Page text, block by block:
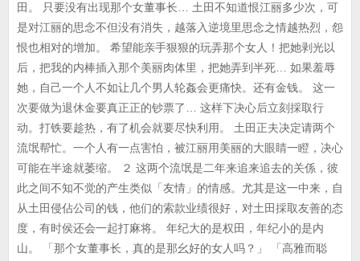
田。 只要没有出现那个女董事长… 土田不知道恨江丽多少次，可
是对江丽的思念不但没有消失，越落入逆境里思念之情越热烈，怨
恨也相对的增加。 希望能亲手狠狠的玩弄那个女人！把她剥光以
后，把我的内棒插入那个美丽肉体里，把她弄到半死… 如果羞辱
她，自己一个人不如让几个男人轮姦会更痛快。还有金钱。 这一
次要做为退休金要真正正的钞票了… 这样下决心后立刻採取行
动。打铁要趁热，有了机会就要尽快利用。 土田正夫决定请两个
流氓帮忙。一个人有一点害怕，被江丽用美丽的大眼睛一瞪，决心
可能在半途就萎缩。 ２ 这两个流氓是二年来追来追去的关係，彼
此之间不知不觉的产生类似「友情」的情感。尤其是这一中来，自
从土田侵佔公司的钱，他们的索款业绩很好，对土田採取友善的态
度，有时侯还会一起打麻将。 年纪大的是权田，年纪小的是内
山。 「那个女董事长，真的是那幺好的女人吗？」 「高雅而聪